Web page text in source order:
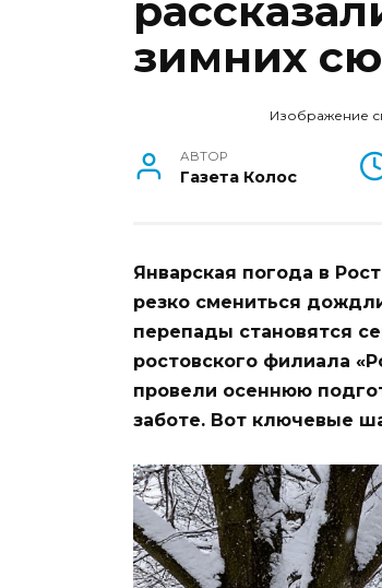
зимних
Изображение
АВТОР
Газета Колос
Январская погода в
резко смениться
перепады становятся
ростовского филиала
провели осеннюю
заботе. Вот ключевые